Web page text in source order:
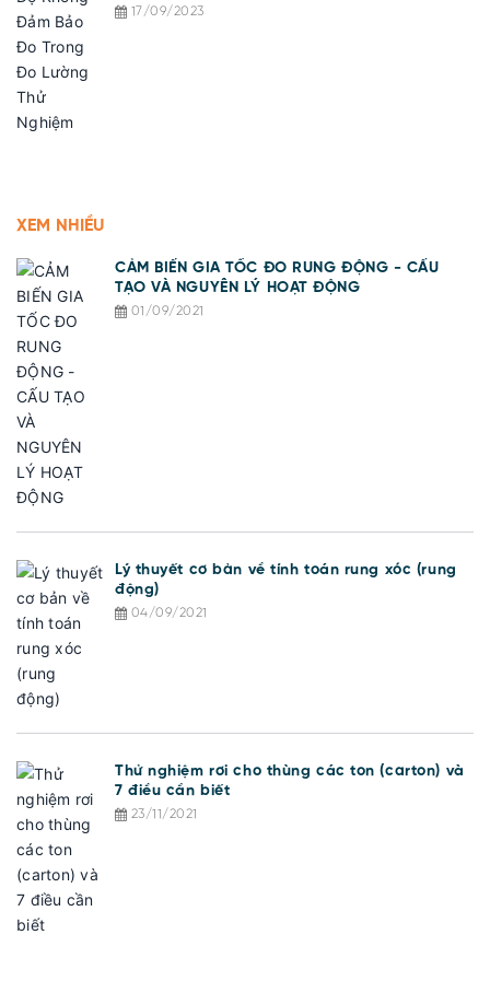
17/09/2023
XEM NHIỀU
CẢM BIẾN GIA TỐC ĐO RUNG ĐỘNG - CẤU
TẠO VÀ NGUYÊN LÝ HOẠT ĐỘNG
01/09/2021
Lý thuyết cơ bản về tính toán rung xóc (rung
động)
04/09/2021
Thử nghiệm rơi cho thùng các ton (carton) và
7 điều cần biết
23/11/2021